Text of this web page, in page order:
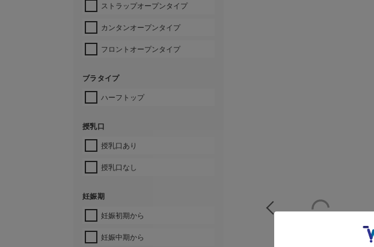
ストラップオープンタイプ
カンタンオープンタイプ
フロントオープンタイプ
ブラタイプ
ハーフトップ
授乳口
授乳口あり
授乳口なし
妊娠期
妊娠初期から
妊娠中期から